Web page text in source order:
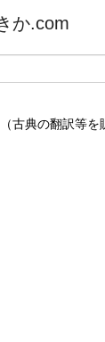
か.com
（古典の翻訳等を